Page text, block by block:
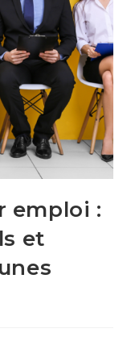
emploi :
et